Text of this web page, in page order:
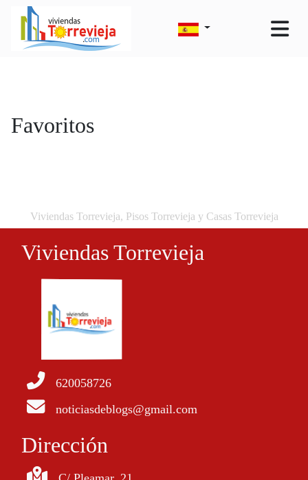
Favoritos
Viviendas Torrevieja, Pisos Torrevieja y Casas Torrevieja
Viviendas Torrevieja
620058726
noticiasdeblogs@gmail.com
Dirección